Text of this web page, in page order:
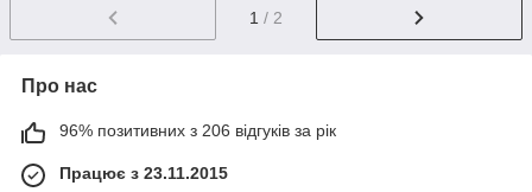
1 / 2
Про нас
96% позитивних з 206 відгуків за рік
Працює з 23.11.2015